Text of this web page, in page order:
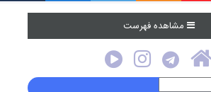
مشاهده فهرست